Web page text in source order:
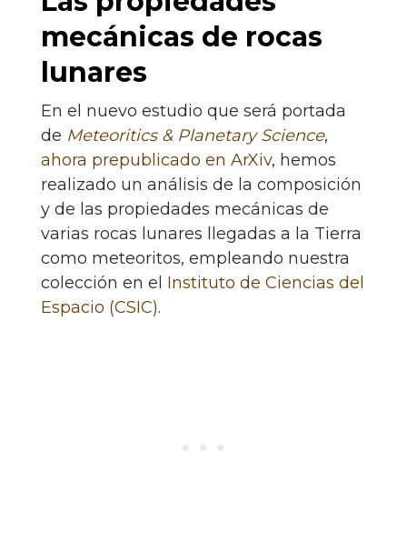
mecánicas de rocas
lunares
En el nuevo estudio que será portada
de Meteoritics & Planetary Science,
ahora prepublicado en ArXiv, hemos
realizado un análisis de la composición
y de las propiedades mecánicas de
varias rocas lunares llegadas a la Tierra
como meteoritos, empleando nuestra
colección en el Instituto de Ciencias del
Espacio (CSIC).